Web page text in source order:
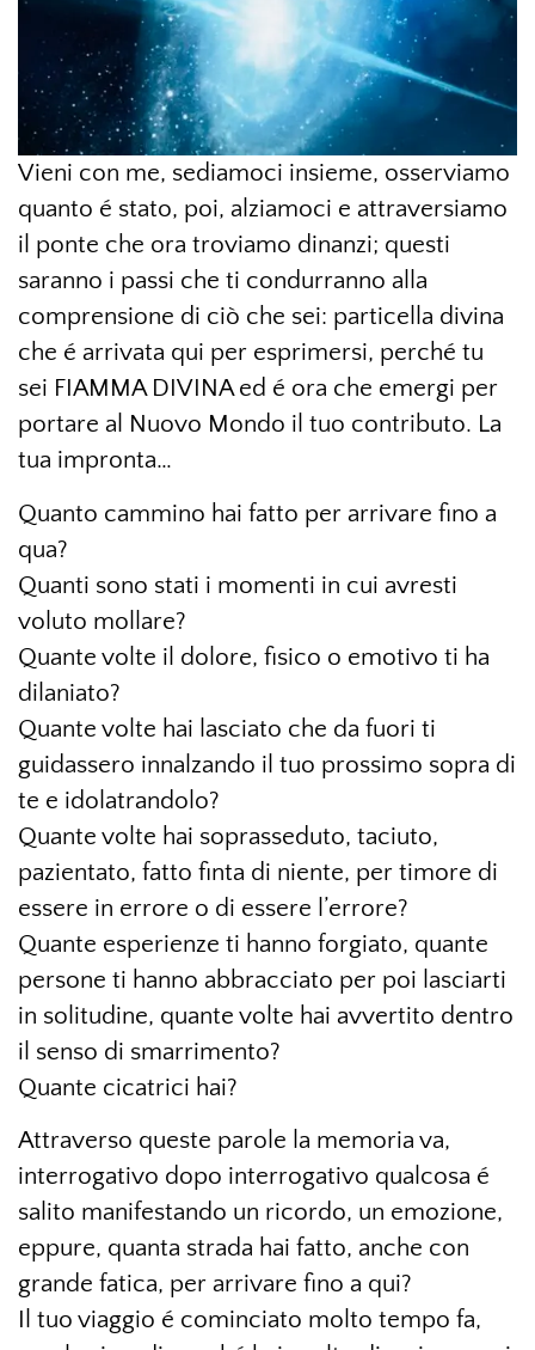
Vieni con me, sediamoci insieme, osserviamo
quanto é stato, poi, alziamoci e attraversiamo
il ponte che ora troviamo dinanzi; questi
saranno i passi che ti condurranno alla
comprensione di ciò che sei: particella divina
che é arrivata qui per esprimersi, perché tu
sei FIAMMA DIVINA ed é ora che emergi per
portare al Nuovo Mondo il tuo contributo. La
tua impronta…
Quanto cammino hai fatto per arrivare fino a
qua?
Quanti sono stati i momenti in cui avresti
voluto mollare?
Quante volte il dolore, fisico o emotivo ti ha
dilaniato?
Quante volte hai lasciato che da fuori ti
guidassero innalzando il tuo prossimo sopra di
te e idolatrandolo?
Quante volte hai soprasseduto, taciuto,
pazientato, fatto finta di niente, per timore di
essere in errore o di essere l’errore?
Quante esperienze ti hanno forgiato, quante
persone ti hanno abbracciato per poi lasciarti
in solitudine, quante volte hai avvertito dentro
il senso di smarrimento?
Quante cicatrici hai?
Attraverso queste parole la memoria va,
interrogativo dopo interrogativo qualcosa é
salito manifestando un ricordo, un emozione,
eppure, quanta strada hai fatto, anche con
grande fatica, per arrivare fino a qui?
Il tuo viaggio é cominciato molto tempo fa,